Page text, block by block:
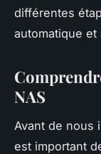
différentes
automatique
NAS
Avant de nous
est important